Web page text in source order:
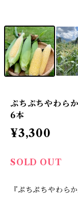
ぷちぷちやわら
6本
¥3,300
SOLD OUT
『ぷちぷちやわらか